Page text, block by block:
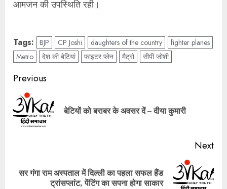
आमजन की उपस्थिति रही।
Tags: BJP CP Joshi daughters of the country
fighter planes
Metro
देश की बेटियां फाइटर प्लेन मैट्रो सीपी जोशी
Post
navigation
Previous
बेटियों को बराबर के अवसर दें – दीया कुमारी
Next
Next
सर गंगा राम अस्पताल में दिल्ली का पहला सफल हैंड
ट्रांसप्लांट, पेंटिंग का सपना होगा साकार